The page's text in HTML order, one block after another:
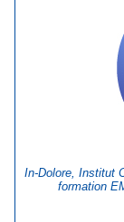
In-Dolore, Institut
formation